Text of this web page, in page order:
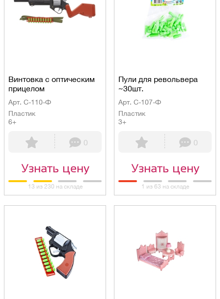
Винтовка c оптическим
прицелом
Арт. С-110-Ф
Пластик
6+
0
Узнать цену
13 из 230 на складе
Пули для револьвера
~30шт.
Арт. С-107-Ф
Пластик
3+
0
Узнать цену
1 из 63 на складе